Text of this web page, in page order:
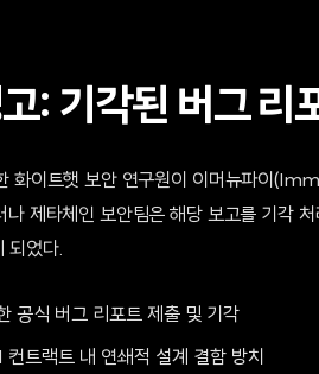
: 기각된 버그 리
화이트햇 보안 연구원이 이머뉴파이
나 제타체인 보안팀은 해당 보고를 기각
되었다.
공식 버그 리포트 제출 및 기각
랙트 내 연쇄적 설계 결함 방치